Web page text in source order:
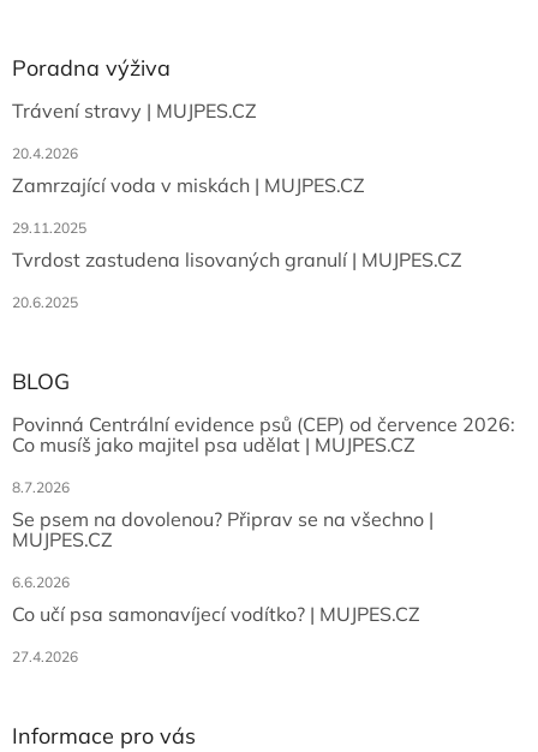
Poradna výživa
Trávení stravy | MUJPES.CZ
20.4.2026
Zamrzající voda v miskách | MUJPES.CZ
29.11.2025
Tvrdost zastudena lisovaných granulí | MUJPES.CZ
20.6.2025
BLOG
Povinná Centrální evidence psů (CEP) od července 2026:
Co musíš jako majitel psa udělat | MUJPES.CZ
8.7.2026
Se psem na dovolenou? Připrav se na všechno |
MUJPES.CZ
6.6.2026
Co učí psa samonavíjecí vodítko? | MUJPES.CZ
27.4.2026
Informace pro vás